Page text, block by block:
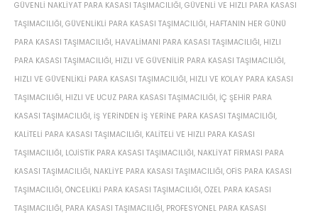
GÜVENLI NAKLIYAT PARA KASASI TAŞIMACILIĞI, GÜVENLI VE HIZLI PARA KASASI
TAŞIMACILIĞI, GÜVENLIKLI PARA KASASI TAŞIMACILIĞI, HAFTANIN HER GÜNÜ
PARA KASASI TAŞIMACILIĞI, HAVALIMANI PARA KASASI TAŞIMACILIĞI, HIZLI
PARA KASASI TAŞIMACILIĞI, HIZLI VE GÜVENILIR PARA KASASI TAŞIMACILIĞI,
HIZLI VE GÜVENLIKLI PARA KASASI TAŞIMACILIĞI, HIZLI VE KOLAY PARA KASASI
TAŞIMACILIĞI, HIZLI VE UCUZ PARA KASASI TAŞIMACILIĞI, IÇ ŞEHIR PARA
KASASI TAŞIMACILIĞI, IŞ YERINDEN IŞ YERINE PARA KASASI TAŞIMACILIĞI,
KALITELI PARA KASASI TAŞIMACILIĞI, KALITELI VE HIZLI PARA KASASI
TAŞIMACILIĞI, LOJISTIK PARA KASASI TAŞIMACILIĞI, NAKLIYAT FIRMASI PARA
KASASI TAŞIMACILIĞI, NAKLIYE PARA KASASI TAŞIMACILIĞI, OFIS PARA KASASI
TAŞIMACILIĞI, ÖNCELIKLI PARA KASASI TAŞIMACILIĞI, ÖZEL PARA KASASI
TAŞIMACILIĞI, PARA KASASI TAŞIMACILIĞI, PROFESYONEL PARA KASASI